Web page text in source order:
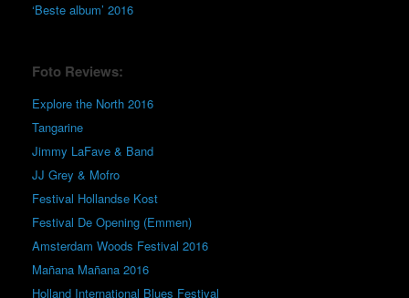
‘Beste album’ 2016
Foto Reviews:
Explore the North 2016
Tangarine
Jimmy LaFave & Band
JJ Grey & Mofro
Festival Hollandse Kost
Festival De Opening (Emmen)
Amsterdam Woods Festival 2016
Mañana Mañana 2016
Holland International Blues Festival